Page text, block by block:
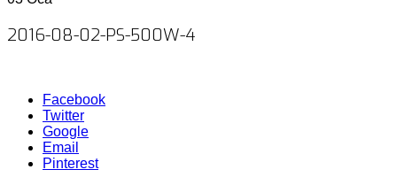
2016-08-02-PS-500W-4
Facebook
Twitter
Google
Email
Pinterest